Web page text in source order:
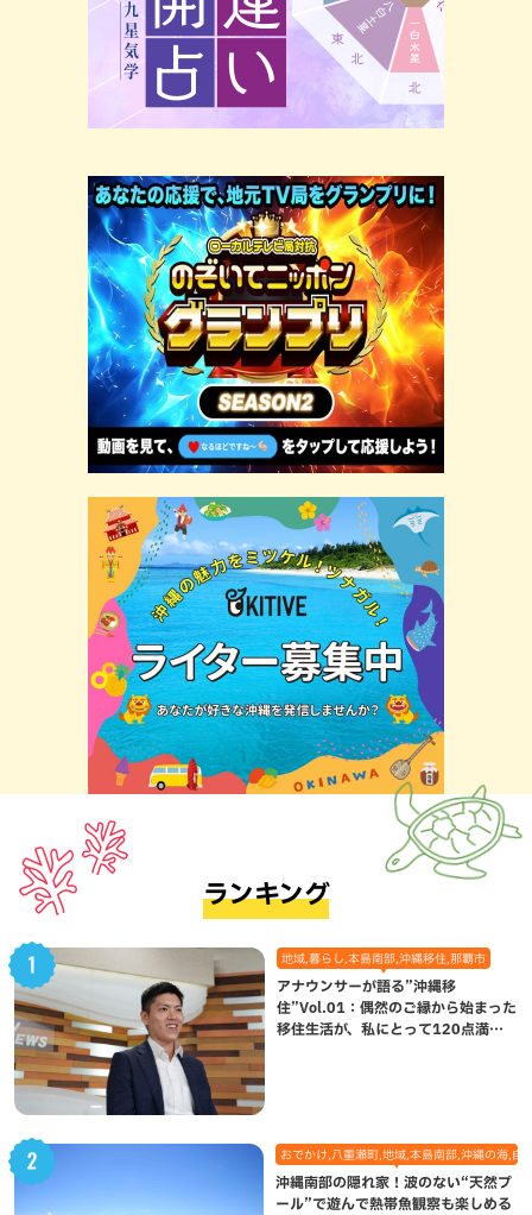
ランキング
地域,暮らし,本島南部,沖縄移住,那覇市
アナウンサーが語る”沖縄移
住”Vol.01：偶然のご縁から始まった
移住生活が、私にとって120点満点
おでかけ,八重瀬町,地域,本島南部,沖縄の海,自
沖縄南部の隠れ家！波のない“天然プ
ール”で遊んで熱帯魚観察も楽しめる